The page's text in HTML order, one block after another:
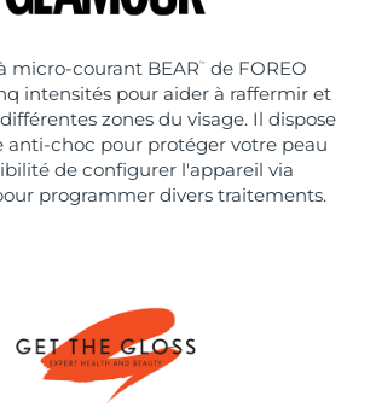
micro-courant BEAR ™
de FOREO
intensités pour aider à raffermir et
zones du visage. Il dispose
anti-choc pour protéger votre peau
de configurer l'appareil via
programmer divers traitements.